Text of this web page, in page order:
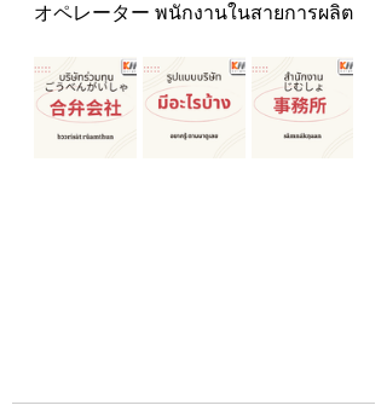
オペレーター พนักงานในสายการผลิต